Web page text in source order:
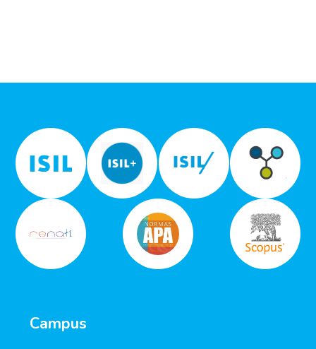
Campus